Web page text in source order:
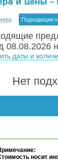
Подходящие
08.08.2026
даты и
Нет
носит